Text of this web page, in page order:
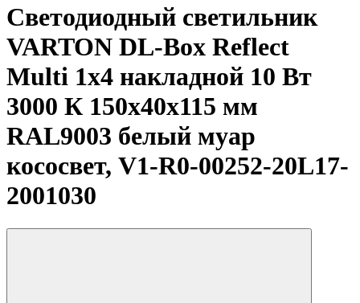
Светодиодный светильник
VARTON DL-Box Reflect
Multi 1x4 накладной 10 Вт
3000 К 150х40х115 мм
RAL9003 белый муар
кососвет, V1-R0-00252-20L17-
2001030